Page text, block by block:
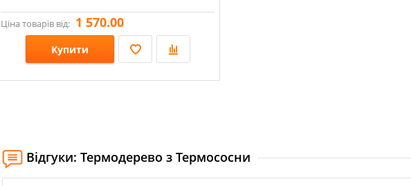
Ціна товарів від: 1 570.00
Купити
Розміри: 20х140х1000-4000; 27х140х1000-4000;
Відгуки: Термодерево з Термососни